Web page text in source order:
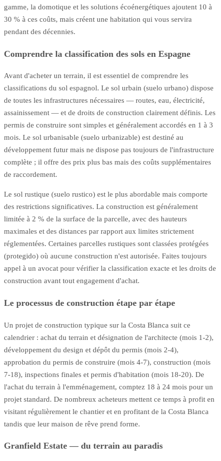
gamme, la domotique et les solutions écoénergétiques ajoutent 10 à
30 % à ces coûts, mais créent une habitation qui vous servira
pendant des décennies.
Comprendre la classification des sols en Espagne
Avant d'acheter un terrain, il est essentiel de comprendre les
classifications du sol espagnol. Le sol urbain (suelo urbano) dispose
de toutes les infrastructures nécessaires — routes, eau, électricité,
assainissement — et de droits de construction clairement définis. Les
permis de construire sont simples et généralement accordés en 1 à 3
mois. Le sol urbanisable (suelo urbanizable) est destiné au
développement futur mais ne dispose pas toujours de l'infrastructure
complète ; il offre des prix plus bas mais des coûts supplémentaires
de raccordement.
Le sol rustique (suelo rustico) est le plus abordable mais comporte
des restrictions significatives. La construction est généralement
limitée à 2 % de la surface de la parcelle, avec des hauteurs
maximales et des distances par rapport aux limites strictement
réglementées. Certaines parcelles rustiques sont classées protégées
(protegido) où aucune construction n'est autorisée. Faites toujours
appel à un avocat pour vérifier la classification exacte et les droits de
construction avant tout engagement d'achat.
Le processus de construction étape par étape
Un projet de construction typique sur la Costa Blanca suit ce
calendrier : achat du terrain et désignation de l'architecte (mois 1-2),
développement du design et dépôt du permis (mois 2-4),
approbation du permis de construire (mois 4-7), construction (mois
7-18), inspections finales et permis d'habitation (mois 18-20). De
l'achat du terrain à l'emménagement, comptez 18 à 24 mois pour un
projet standard. De nombreux acheteurs mettent ce temps à profit en
visitant régulièrement le chantier et en profitant de la Costa Blanca
tandis que leur maison de rêve prend forme.
Granfield Estate — du terrain au paradis